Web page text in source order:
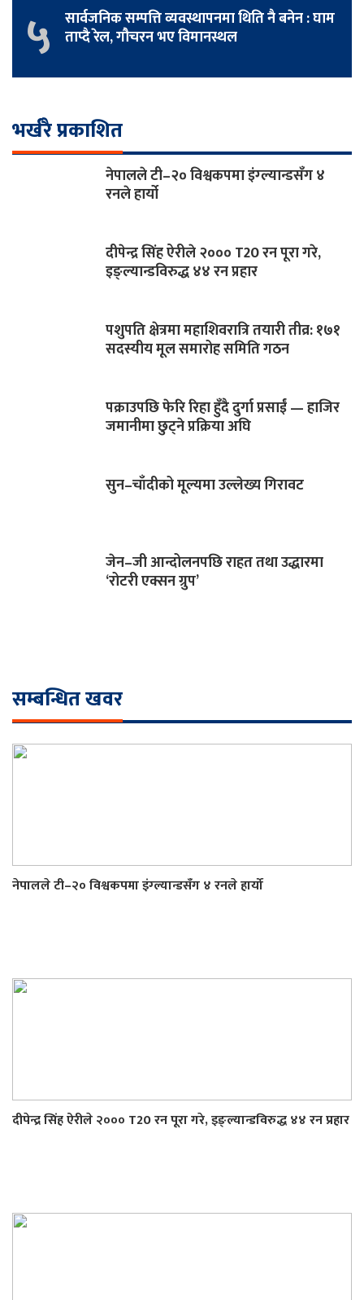
५ सार्वजनिक सम्पत्ति व्यवस्थापनमा थिति नै बनेन : घाम
ताप्दै रेल, गौचरन भए विमानस्थल
भर्खरै प्रकाशित
नेपालले टी–२० विश्वकपमा इंग्ल्यान्डसँग ४
रनले हार्यो
दीपेन्द्र सिंह ऐरीले २००० T20 रन पूरा गरे,
इङ्ल्यान्डविरुद्ध ४४ रन प्रहार
पशुपति क्षेत्रमा महाशिवरात्रि तयारी तीव्र: १७१
सदस्यीय मूल समारोह समिति गठन
पक्राउपछि फेरि रिहा हुँदै दुर्गा प्रसाईं — हाजिर
जमानीमा छुट्ने प्रक्रिया अघि
सुन–चाँदीको मूल्यमा उल्लेख्य गिरावट
जेन–जी आन्दोलनपछि राहत तथा उद्धारमा
‘रोटरी एक्सन ग्रुप’
सम्बन्धित खवर
नेपालले टी–२० विश्वकपमा इंग्ल्यान्डसँग ४ रनले हार्यो
दीपेन्द्र सिंह ऐरीले २००० T20 रन पूरा गरे, इङ्ल्यान्डविरुद्ध ४४ रन प्रहार